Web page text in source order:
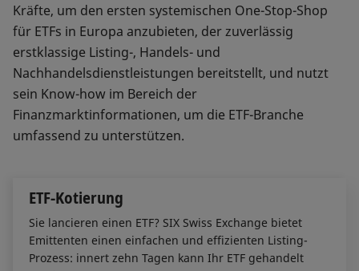
Kräfte, um den ersten systemischen One-Stop-Shop
für ETFs in Europa anzubieten, der zuverlässig
erstklassige Listing-, Handels- und
Nachhandelsdienstleistungen bereitstellt, und nutzt
sein Know-how im Bereich der
Finanzmarktinformationen, um die ETF-Branche
umfassend zu unterstützen.
ETF-Kotierung
Sie lancieren einen ETF? SIX Swiss Exchange bietet
Emittenten einen einfachen und effizienten Listing-
Prozess: innert zehn Tagen kann Ihr ETF gehandelt